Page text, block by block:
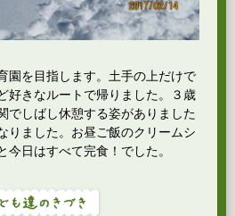
園を目指します。土手の上だけで
好きなルートで帰りました。３歳
でしばし休憩する姿がありました
りました。お昼ご飯のクリームシ
今日はすべて完食！でした。